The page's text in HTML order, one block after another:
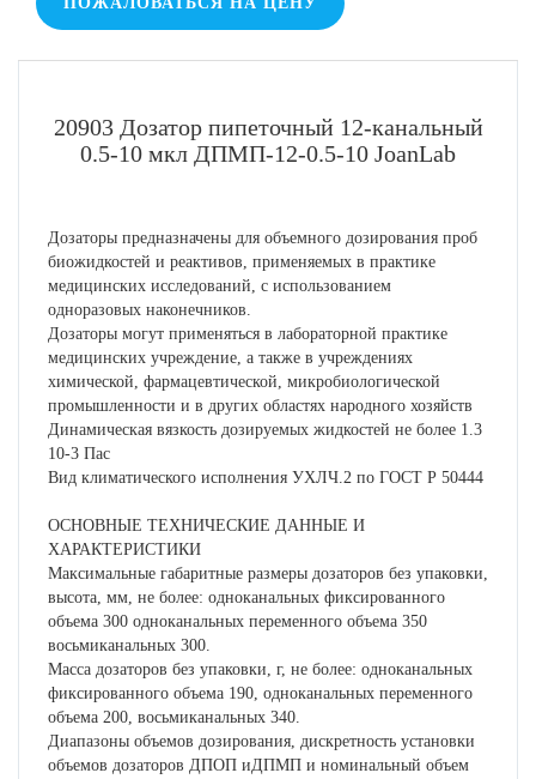
20903 Дозатор пипеточный 12-канальный
0.5-10 мкл ДПМП-12-0.5-10 JoanLab
Дозаторы предназначены для объемного дозирования проб
биожидкостей и реактивов, применяемых в практике
медицинских исследований, с использованием
одноразовых наконечников.
Дозаторы могут применяться в лабораторной практике
медицинских учреждение, а также в учреждениях
химической, фармацевтической, микробиологической
промышленности и в других областях народного хозяйств
Динамическая вязкость дозируемых жидкостей не более 1.3
10-3 Пас
Вид климатического исполнения УХЛЧ.2 по ГОСТ Р 50444
ОСНОВНЫЕ ТЕХНИЧЕСКИЕ ДАННЫЕ И
ХАРАКТЕРИСТИКИ
Максимальные габаритные размеры дозаторов без упаковки,
высота, мм, не более: одноканальных фиксированного
объема 300 одноканальных переменного объема 350
восьмиканальных 300.
Масса дозаторов без упаковки, г, не более: одноканальных
фиксированного объема 190, одноканальных переменного
объема 200, восьмиканальных 340.
Диапазоны объемов дозирования, дискретность установки
объемов дозаторов ДПОП иДПМП и номинальный объем